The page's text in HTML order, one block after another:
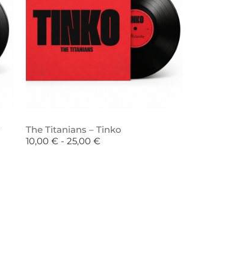
The Titanians – Tinko
10,00 € - 25,00 €